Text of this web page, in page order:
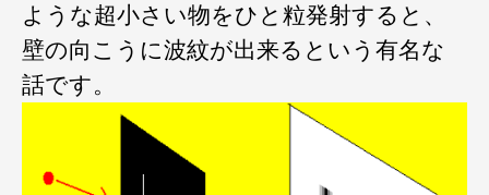
ような超小さい物をひと粒発射すると、
壁の向こうに波紋が出来るという有名な
話です。